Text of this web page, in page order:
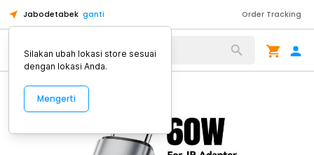
Jabodetabek ganti Order Tracking
Alat Kopi
Silakan ubah lokasi store sesuai
dengan lokasi Anda.
Mengerti